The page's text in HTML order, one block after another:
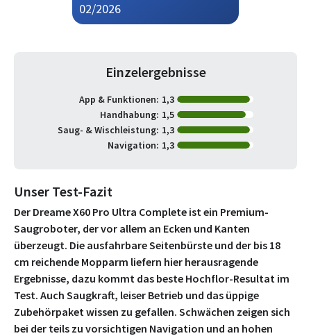
02/2026
Einzelergebnisse
App & Funktionen: 1,3
Handhabung: 1,5
Saug- & Wischleistung: 1,3
Navigation: 1,3
Unser Test-Fazit
Der Dreame X60 Pro Ultra Complete ist ein Premium-
Saugroboter, der vor allem an Ecken und Kanten
überzeugt. Die ausfahrbare Seitenbürste und der bis 18
cm reichende Mopparm liefern hier herausragende
Ergebnisse, dazu kommt das beste Hochflor-Resultat im
Test. Auch Saugkraft, leiser Betrieb und das üppige
Zubehörpaket wissen zu gefallen. Schwächen zeigen sich
bei der teils zu vorsichtigen Navigation und an hohen